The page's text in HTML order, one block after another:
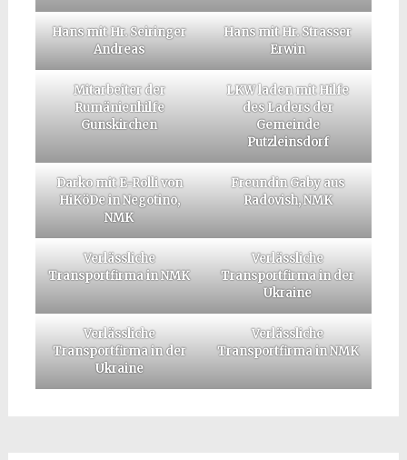
Hans mit Hr. Seiringer
Andreas
Hans mit Hr. Strasser
Erwin
Mitarbeiter der
Rumänienhilfe
Gunskirchen
LKW laden mit Hilfe
des Laders der
Gemeinde
Putzleinsdorf
Darko mit E-Rolli von
HiKöDe in Negotino,
NMK
Freundin Gaby aus
Radovish, NMK
Verlässliche
Transportfirma in NMK
Verlässliche
Transportfirma in der
Ukraine
Verlässliche
Transportfirma in der
Ukraine
Verlässliche
Transportfirma in NMK